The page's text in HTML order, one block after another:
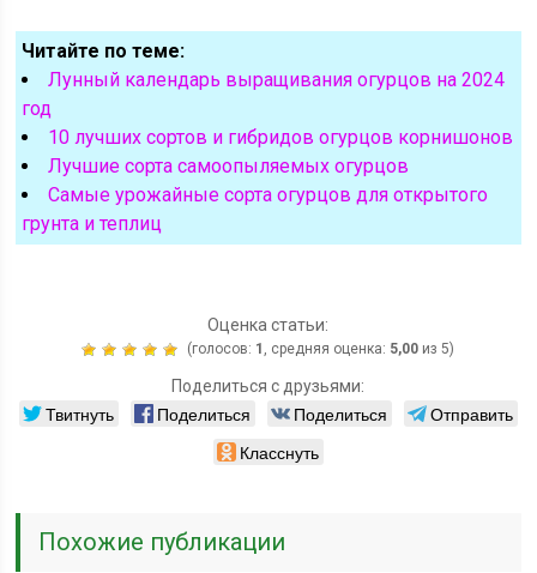
Читайте по теме:
Лунный календарь выращивания огурцов на 2024
год
10 лучших сортов и гибридов огурцов корнишонов
Лучшие сорта самоопыляемых огурцов
Самые урожайные сорта огурцов для открытого
грунта и теплиц
Оценка статьи:
(голосов: 1 , средняя оценка: 5,00 из 5)
Поделиться с друзьями:
Твитнуть Поделиться Поделиться
Отправить
Класснуть
Похожие публикации